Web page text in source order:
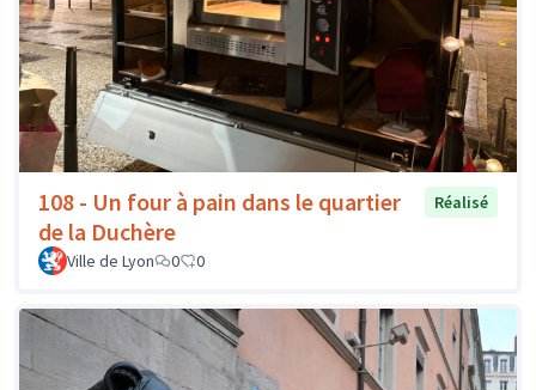
108 - Un four à pain dans le quartier
de la Duchère
Réalisé
Ville de Lyon 0 0